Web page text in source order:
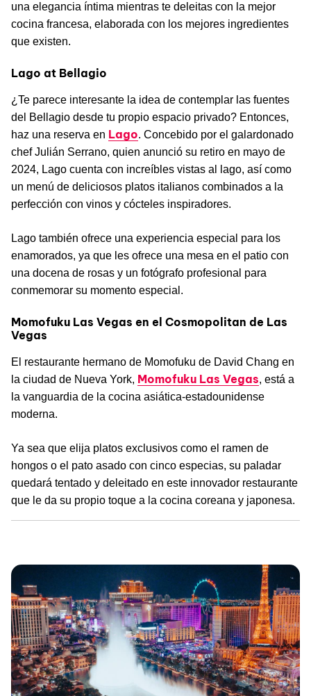
una elegancia íntima mientras te deleitas con la mejor
cocina francesa, elaborada con los mejores ingredientes
que existen.
Lago at Bellagio
¿Te parece interesante la idea de contemplar las fuentes
del Bellagio desde tu propio espacio privado? Entonces,
haz una reserva en Lago. Concebido por el galardonado
chef Julián Serrano, quien anunció su retiro en mayo de
2024, Lago cuenta con increíbles vistas al lago, así como
un menú de deliciosos platos italianos combinados a la
perfección con vinos y cócteles inspiradores.
Lago también ofrece una experiencia especial para los
enamorados, ya que les ofrece una mesa en el patio con
una docena de rosas y un fotógrafo profesional para
conmemorar su momento especial.
Momofuku Las Vegas en el Cosmopolitan de Las
Vegas
El restaurante hermano de Momofuku de David Chang en
la ciudad de Nueva York, Momofuku Las Vegas, está a
la vanguardia de la cocina asiática-estadounidense
moderna.
Ya sea que elija platos exclusivos como el ramen de
hongos o el pato asado con cinco especias, su paladar
quedará tentado y deleitado en este innovador restaurante
que le da su propio toque a la cocina coreana y japonesa.